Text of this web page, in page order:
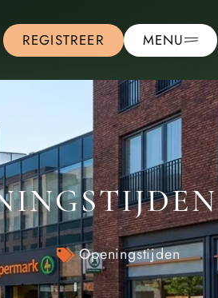
REGISTREER MENU
Openingstijden